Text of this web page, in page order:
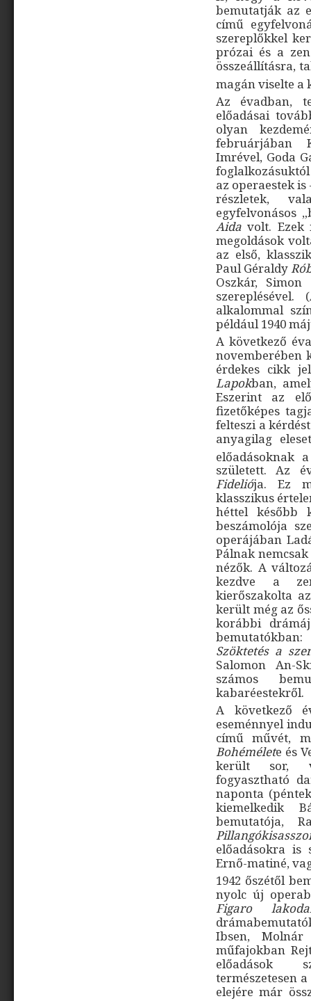
bemutatják az
című
szereplőkkel
prózai és a
összeállításra,
magán viselte a
Az évadban,
előadásai
olyan
februárjában
Imrével, Goda
az operaestek
részletek,
egyfelvonásos
Aida volt. Ezek
megoldások
az első,
Paul Géraldy
Oszkár,
alkalommal
például 1940
A következő
novemberében
érdekes cikk
Lapokban,
Eszerint az
fizetőképes
felteszi a
anyagilag
előadásoknak
született. Az
Fideliója. Ez
klasszikus
héttel később
beszámolója
operájában
Pálnak
nézők. A
kezdve a
kierőszakolta
került még az
korábbi
Szöktetés a
Salomon An-
számos
kabaréestekről.
A következő
eseménnyel
című művét,
Bohémélete és
került sor,
fogyasztható
naponta
kiemelkedik
bemutatója,
előadásokra
Ernő-matiné,
1942 őszétől
nyolc új
Figaro
Ibsen, Molnár
műfajokban
előadások
természetesen
elejére már